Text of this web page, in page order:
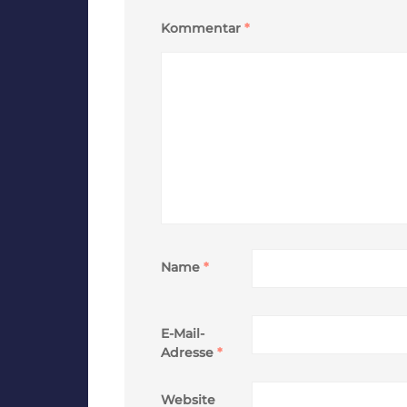
Kommentar *
Name *
E-Mail-
Adresse *
Website